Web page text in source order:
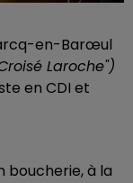
en-Barœul
Laroche")
en CDI et
boucherie, à la